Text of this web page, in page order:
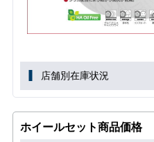
店舗別在庫状況
ホイールセット商品価格